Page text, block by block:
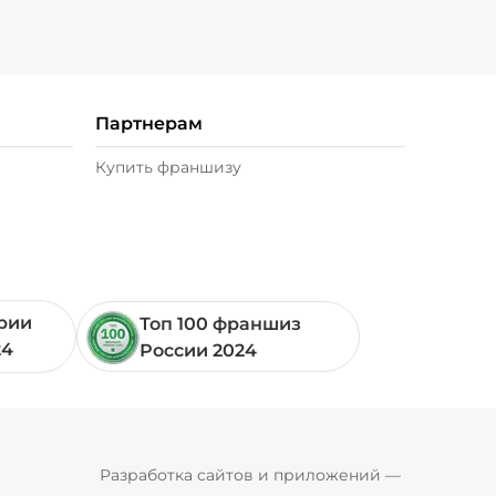
Партнерам
Купить франшизу
Топ 100 франшиз
России 2024
Разработка сайтов и приложений —